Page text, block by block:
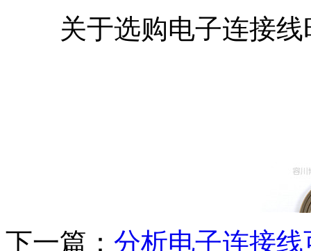
关于选购电子连接线
下一篇： 分析电子连接